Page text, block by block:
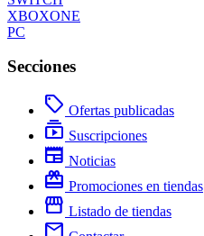
XBOXONE
PC
Secciones
local_offer Ofertas publicadas
subscriptions Suscripciones
newspaper Noticias
redeem Promociones en tiendas
storefront Listado de tiendas
mail